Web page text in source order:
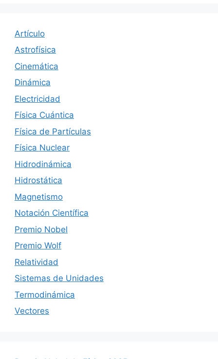
Artículo
Astrofísica
Cinemática
Dinámica
Electricidad
Física Cuántica
Física de Partículas
Física Nuclear
Hidrodinámica
Hidrostática
Magnetismo
Notación Científica
Premio Nobel
Premio Wolf
Relatividad
Sistemas de Unidades
Termodinámica
Vectores